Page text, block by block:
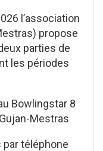
l’association
propose
parties de
les périodes
Bowlingstar 8
Mestras
téléphone